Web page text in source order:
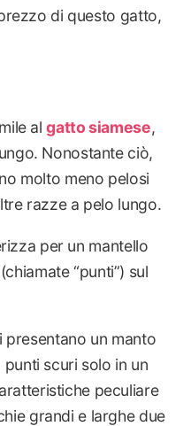
di questo gatto,
algatto siamese,
Nonostante ciò,
molto meno pelosi
razze a pelo lungo.
per un mantello
“punti”) sul
presentano un manto
scuri solo in un
peculiare
grandi e larghe due